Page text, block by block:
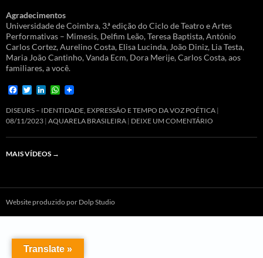
Agradecimentos
Universidade de Coimbra, 3.ª edição do Ciclo de Teatro e Artes
Performativas – Mimesis, Delfim Leão, Teresa Baptista, António
Carlos Cortez, Aurelino Costa, Elisa Lucinda, João Diniz, Lia Testa,
Maria João Cantinho, Vanda Ecm, Dora Merije, Carlos Costa, aos
familiares, a você.
F
c
e
b
o
k
T
i
t
t
e
n
k
e
d
n
W
a
t
s
A
DISEURS – IDENTIDADE, EXPRESSÃO E TEMPO DA VOZ POÉTICA
08/11/2023 AQUARELA BRASILEIRA DEIXE UM COMENTÁRIO
MAIS VÍDEOS →
Website produzido por Dolp Studio
Translate »